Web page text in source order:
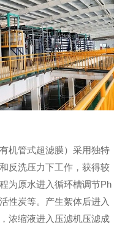
机管式超滤膜）采用独特
反洗压力下工作，获得较
为原水进入循环槽调节Ph
性炭等。产生絮体后进入
浓缩液进入压滤机压滤成